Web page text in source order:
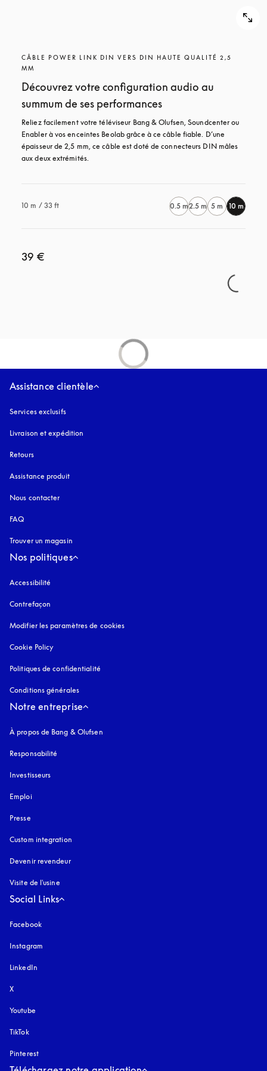
CÂBLE POWER LINK DIN VERS DIN HAUTE QUALITÉ 2,5
MM
Découvrez votre configuration audio au
summum de ses performances
Reliez facilement votre téléviseur Bang & Olufsen, Soundcenter ou
Enabler à vos enceintes Beolab grâce à ce câble fiable. D’une
épaisseur de 2,5 mm, ce câble est doté de connecteurs DIN mâles
aux deux extrémités.
10 m / 33 ft 0.5 m2.5 m 5 m 10 m
39 €
Assistance clientèle
Services exclusifs
Livraison et expédition
Retours
Assistance produit
Nous contacter
FAQ
Trouver un magasin
Nos politiques
Accessibilité
Contrefaçon
Modifier les paramètres de cookies
Cookie Policy
Politiques de confidentialité
Conditions générales
Notre entreprise
À propos de Bang & Olufsen
Responsabilité
Investisseurs
Emploi
Presse
Custom integration
Devenir revendeur
Visite de l'usine
Social Links
Facebook
Instagram
LinkedIn
X
Youtube
TikTok
Pinterest